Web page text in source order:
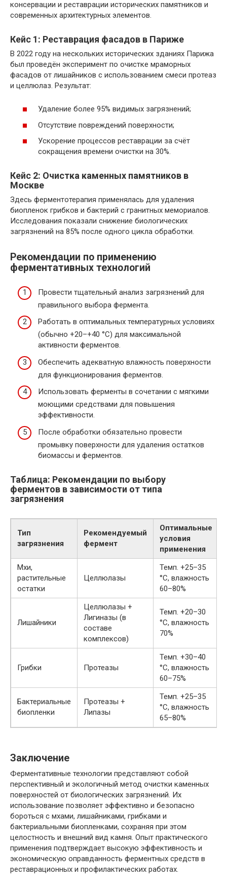
консервации и реставрации исторических памятников и
современных архитектурных элементов.
Кейс 1: Реставрация фасадов в Париже
В 2022 году на нескольких исторических зданиях Парижа
был проведён эксперимент по очистке мраморных
фасадов от лишайников с использованием смеси протеаз
и целлюлаз. Результат:
Удаление более 95% видимых загрязнений;
Отсутствие повреждений поверхности;
Ускорение процессов реставрации за счёт
сокращения времени очистки на 30%.
Кейс 2: Очистка каменных памятников в
Москве
Здесь ферментотерапия применялась для удаления
биопленок грибков и бактерий с гранитных мемориалов.
Исследования показали снижение биологических
загрязнений на 85% после одного цикла обработки.
Рекомендации по применению
ферментативных технологий
Провести тщательный анализ загрязнений для
правильного выбора фермента.
Работать в оптимальных температурных условиях
(обычно +20–+40 °C) для максимальной
активности ферментов.
Обеспечить адекватную влажность поверхности
для функционирования ферментов.
Использовать ферменты в сочетании с мягкими
моющими средствами для повышения
эффективности.
После обработки обязательно провести
промывку поверхности для удаления остатков
биомассы и ферментов.
Таблица: Рекомендации по выбору
ферментов в зависимости от типа
загрязнения
Тип
загрязнения
Рекомендуемый
фермент
Оптимальные
условия
применения
Мхи,
растительные
остатки
Целлюлазы
Темп. +25–35
°C, влажность
60–80%
Лишайники
Целлюлазы +
Лигиназы (в
составе
комплексов)
Темп. +20–30
°C, влажность
70%
Грибки Протеазы
Темп. +30–40
°C, влажность
60–75%
Бактериальные
биопленки
Протеазы +
Липазы
Темп. +25–35
°C, влажность
65–80%
Заключение
Ферментативные технологии представляют собой
перспективный и экологичный метод очистки каменных
поверхностей от биологических загрязнений. Их
использование позволяет эффективно и безопасно
бороться с мхами, лишайниками, грибками и
бактериальными биопленками, сохраняя при этом
целостность и внешний вид камня. Опыт практического
применения подтверждает высокую эффективность и
экономическую оправданность ферментных средств в
реставрационных и профилактических работах.